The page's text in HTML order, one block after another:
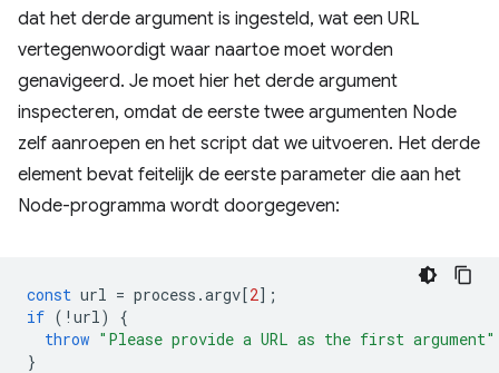
dat het derde argument is ingesteld, wat een URL
vertegenwoordigt waar naartoe moet worden
genavigeerd. Je moet hier het derde argument
inspecteren, omdat de eerste twee argumenten Node
zelf aanroepen en het script dat we uitvoeren. Het derde
element bevat feitelijk de eerste parameter die aan het
Node-programma wordt doorgegeven:
const url = process .argv[2];
if ( ! url )
{
throw "Please provide a URL as the first argument"
}